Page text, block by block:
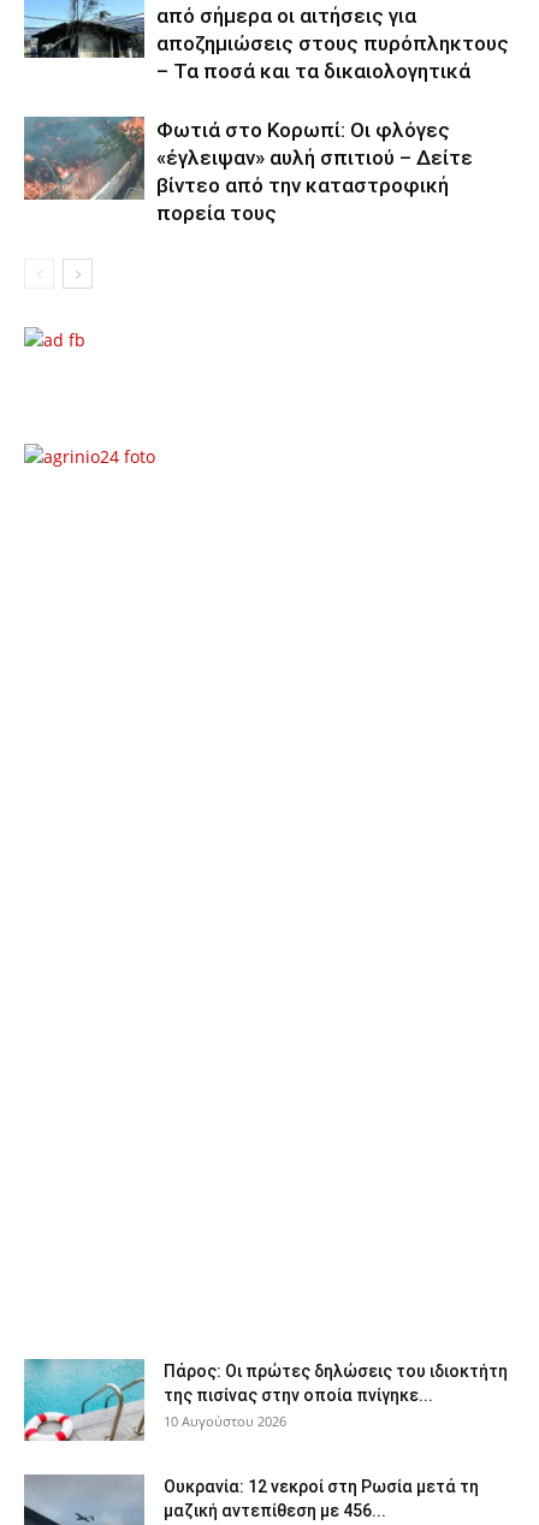
από σήμερα οι αιτήσεις για
αποζημιώσεις στους πυρόπληκτους
– Τα ποσά και τα δικαιολογητικά
Φωτιά στο Κορωπί: Οι φλόγες
«έγλειψαν» αυλή σπιτιού – Δείτε
βίντεο από την καταστροφική
πορεία τους
Πάρος: Οι πρώτες δηλώσεις του ιδιοκτήτη
της πισίνας στην οποία πνίγηκε...
10 Αυγούστου 2026
Ουκρανία: 12 νεκροί στη Ρωσία μετά τη
μαζική αντεπίθεση με 456...